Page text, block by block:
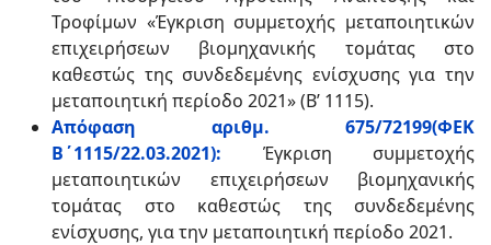
Τροφίμων «Έγκριση συμμετοχής μεταποιητικών
επιχειρήσεων βιομηχανικής τομάτας στο
καθεστώς της συνδεδεμένης ενίσχυσης για την
μεταποιητική περίοδο 2021» (Β’ 1115).
Απόφαση αριθμ. 675/72199(ΦΕΚ
Β΄1115/22.03.2021): Έγκριση συμμετοχής
μεταποιητικών επιχειρήσεων βιομηχανικής
τομάτας στο καθεστώς της συνδεδεμένης
ενίσχυσης, για την μεταποιητική περίοδο 2021.